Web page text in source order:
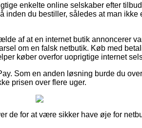
enkelte online selskaber efter
inden du bestiller, således at man ikke
af at en internet butik annoncerer
om en falsk netbutik. Køb med
køber overfor uoprigtige internet
Som en anden løsning burde du
prisen over flere uger.
de for at være sikker have øje for